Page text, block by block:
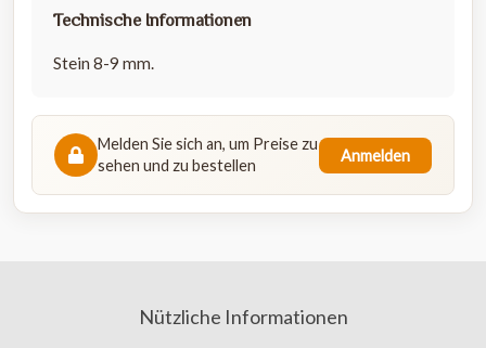
Technische Informationen
Stein 8-9 mm.
Melden Sie sich an, um Preise zu
sehen und zu bestellen
Anmelden
Nützliche Informationen